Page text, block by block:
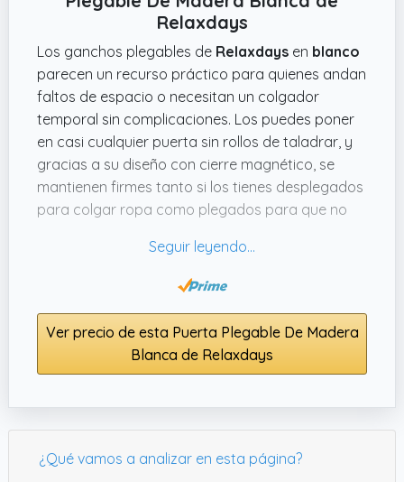
Relaxdays
Los ganchos plegables de Relaxdays en blanco
parecen un recurso práctico para quienes andan
faltos de espacio o necesitan un colgador
temporal sin complicaciones. Los puedes poner
en casi cualquier puerta sin rollos de taladrar, y
gracias a su diseño con cierre magnético, se
mantienen firmes tanto si los tienes desplegados
para colgar ropa como plegados para que no
alto x 17.78 cms de largo x 0 cms de ancho
ocupan mucho sitio, algo que se agradece en
Lo que me parece especialmente útil es que
permiten colgar hasta seis perchas o bolsas
en momentos de visita o cuando necesitas airear
prendas sin complicarte la vida. El detalle de
combinarlos con hierro y madera de loto da un
toque moderno sin parecer un simple plástico
Ver precio de esta Puerta Plegable De Madera
Blanca de Relaxdays
¿Qué vamos a analizar en esta página?